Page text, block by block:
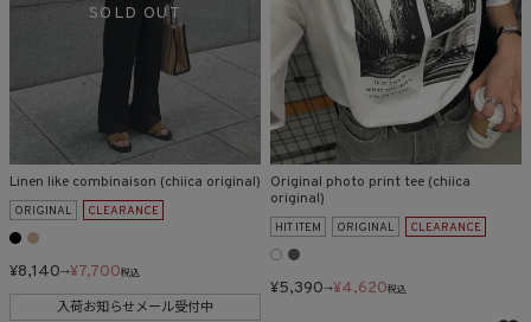
Linen like combinaison (chiica original)
ORIGINAL CLEARANCE
¥8,140→¥7,700税込
入荷お知らせメール受付中
Original photo print tee (chiica
original)
HIT ITEM ORIGINAL CLEARANCE
¥5,390→¥4,620税込